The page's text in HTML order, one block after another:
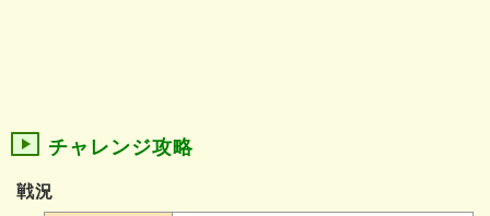
チャレンジ攻略
戦況